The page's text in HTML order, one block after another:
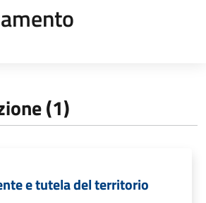
(1)
e tutela del territorio